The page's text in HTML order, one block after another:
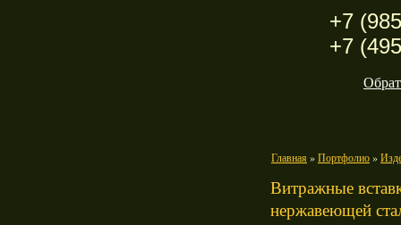
+7
+7
Главная»Портфолио»
Витражные
нержавеющей